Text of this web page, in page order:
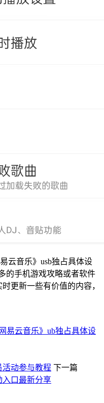
云音乐》usb独占具体设
的手机游戏攻略或者软件
更新一些有价值的内容，
网易云音乐》ub独占具体设
活动参与教程 下一篇
入口最新分享